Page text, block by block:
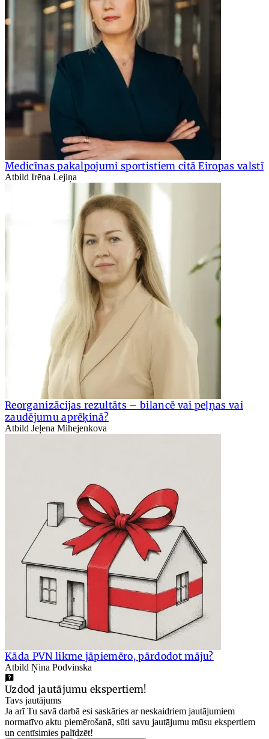
Medicīnas pakalpojumi sportistiem citā Eiropas valstī
Atbild Irēna Lejiņa
Reorganizācijas rezultāts – bilancē vai peļņas vai
zaudējumu aprēķinā?
Atbild Jeļena Mihejenkova
Kāda PVN likme jāpiemēro, pārdodot māju?
Atbild Ņina Podvinska
Uzdod jautājumu ekspertiem!
Tavs jautājums
Ja arī Tu savā darbā esi saskāries ar neskaidriem jautājumiem
normatīvo aktu piemērošanā, sūti savu jautājumu mūsu ekspertiem
un centīsimies palīdzēt!